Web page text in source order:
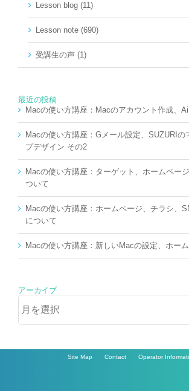
Lesson blog (11)
Lesson note (690)
受講生の声 (1)
最近の投稿
Macの使い方講座：Macのアカウント作成、
Macの使い方講座：Gメール設定、SUZURIの
プデザイン その2
Macの使い方講座：ターゲット、ホームペー
ついて
Macの使い方講座：ホームページ、チラシ、
について
Macの使い方講座：新しいMacの設定、ホー
アーカイブ
ー
カ
ブ
Site Map Contact Operator